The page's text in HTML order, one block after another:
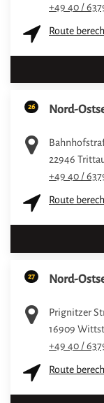
+49 40 /
Route
26 Nord-
22946
+49 40 /
Route
27 Nord-
Prignitzer
16909
+49 40 /
Route